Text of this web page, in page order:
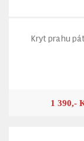
Kryt prahu
1 390,-